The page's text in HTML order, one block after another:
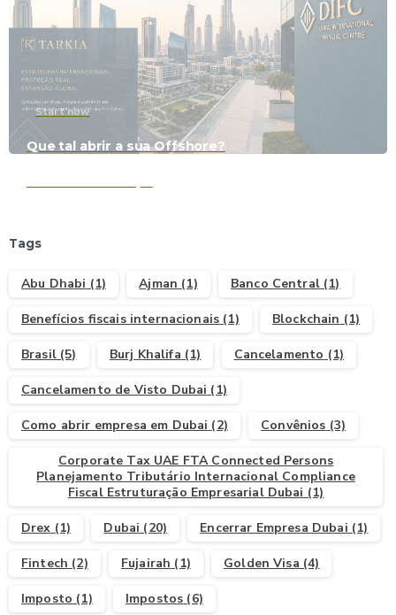
Start now
Que tal abrir a sua Offshore?
Tags
Abu Dhabi (1) Ajman (1) Banco Central(1)
Benefícios fiscais internacionais (1) Blockchain (1)
Brasil(5) Burj Khalifa (1) Cancelamento (1)
Cancelamento de Visto Dubai (1)
Como abrir empresa em Dubai (2) Convênios (3)
Corporate Tax UAE FTA Connected Persons
Planejamento Tributário Internacional Compliance
Fiscal Estruturação Empresarial Dubai (1)
Drex (1) Dubai (20) Encerrar Empresa Dubai (1)
Fintech (2) Fujairah (1) Golden Visa (4)
Imposto (1) Impostos (6)